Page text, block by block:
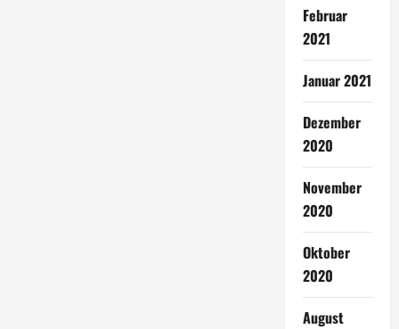
Februar
2021
Januar 2021
Dezember
2020
November
2020
Oktober
2020
August